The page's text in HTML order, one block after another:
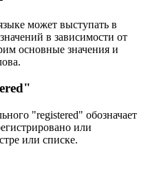
может выступать в
в зависимости от
основные значения и
"registered" обозначает
или
или списке.